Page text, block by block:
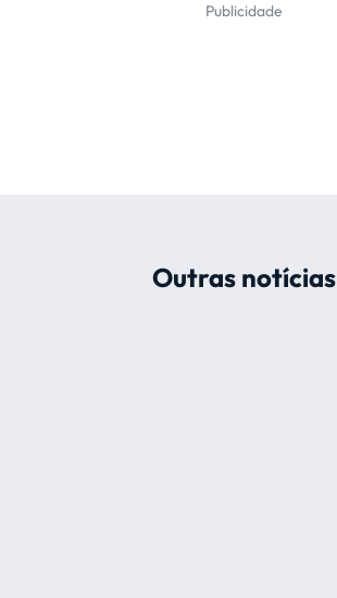
Publicidade
Outras notícias